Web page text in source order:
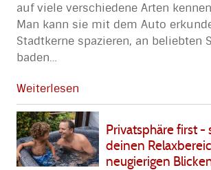
auf viele verschiedene Arten
Man kann sie mit dem Auto
Stadtkerne spazieren, an beliebten
baden…
Weiterlesen
Privatsphäre first -
deinen
neugierigen